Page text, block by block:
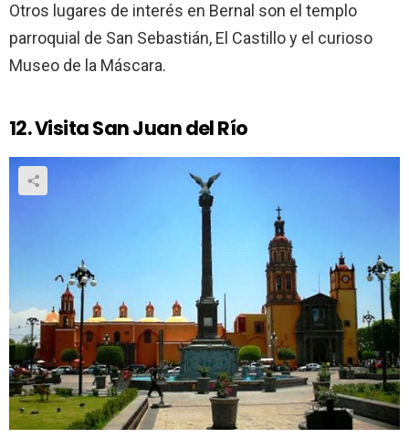
Otros lugares de interés en Bernal son el templo
parroquial de San Sebastián, El Castillo y el curioso
Museo de la Máscara.
12. Visita San Juan del Río